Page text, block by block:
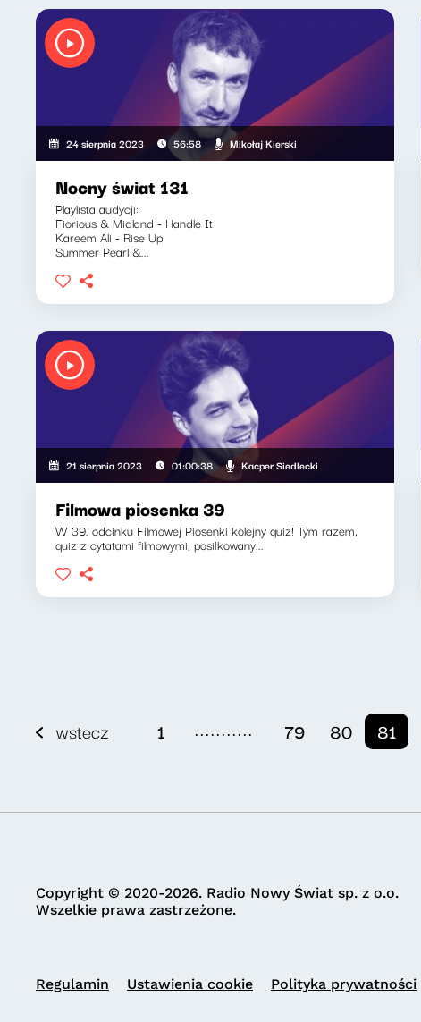
24 sierpnia 2023 56:58 Mikołaj Kierski
Nocny świat 131
Playlista audycji:
Fiorious & Midland - Handle It
Kareem Ali - Rise Up
Summer Pearl &...
21 sierpnia 2023 01:00:38 Kacper Siedlecki
Filmowa piosenka 39
W 39. odcinku Filmowej Piosenki kolejny quiz! Tym razem,
quiz z cytatami filmowymi, posiłkowany...
wstecz 1 ........... 79 80 81
Copyright © 2020-2026. Radio Nowy Świat sp. z o.o.
Wszelkie prawa zastrzeżone.
Regulamin Ustawienia cookie Polityka prywatności